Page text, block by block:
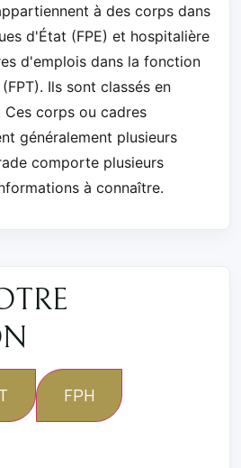
à des corps dans
d'État (FPE) et hospitalière
d'emplois dans la fonction
Ils sont classés en
corps ou cadres
généralement plusieurs
comporte plusieurs
à connaître.
FPH